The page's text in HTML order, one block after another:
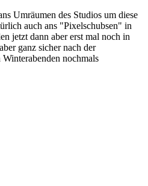
Umräumen des Studios um diese
auch ans "Pixelschubsen" in
jetzt dann aber erst mal noch in
ganz sicher nach der
nochmals